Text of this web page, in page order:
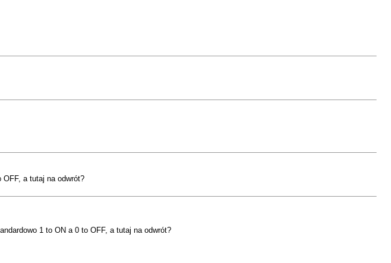
a tutaj na odwrót?
1 to ON a 0 to OFF, a tutaj na odwrót?